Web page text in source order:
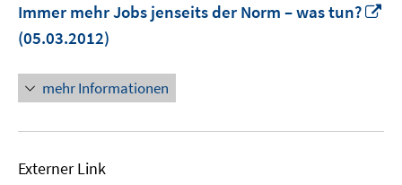
Immer mehr Jobs jenseits der Norm – was tun?
(05.03.2012)
mehr Informationen
Externer Link